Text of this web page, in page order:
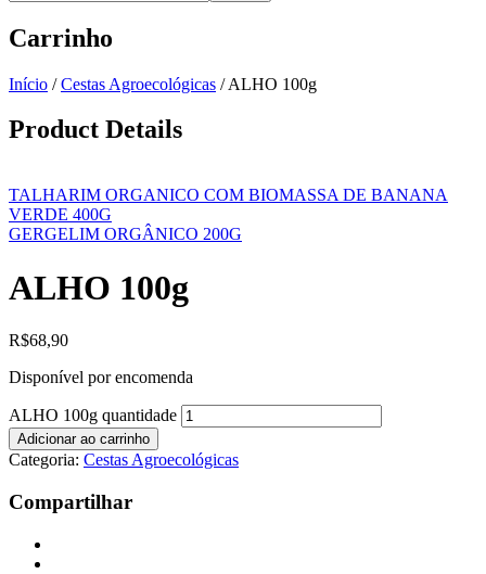
Carrinho
Início / Cestas Agroecológicas /ALHO 100g
Product Details
TALHARIM ORGANICO COM BIOMASSA DE BANANA
VERDE 400G
GERGELIM ORGÂNICO 200G
ALHO 100g
R$68,90
Disponível por encomenda
ALHO 100g quantidade
Adicionar ao carrinho
Categoria: Cestas Agroecológicas
Compartilhar